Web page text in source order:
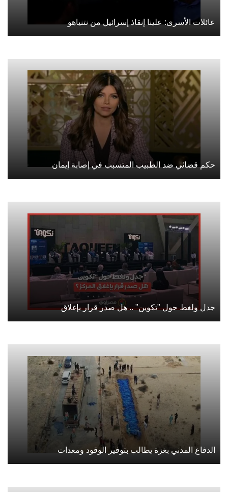
عائلات الأسرى: علينا إنقاذ إسرائيل من نتنياهو
حكم قضائي ضد الطبيب المتسبب في إصابة إيمان
جدل ولغط حول "تكوين" .. هل صدر قرار بإغلاق
الدفاع المدني بغزة يطالب بتوفير الوقود ومعدات